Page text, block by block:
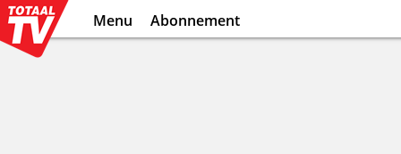
Menu Abonnement